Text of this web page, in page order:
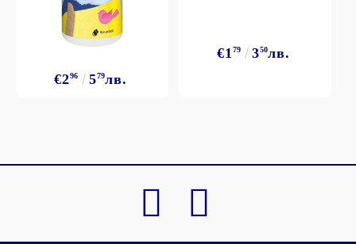
€296 579лв.
€1 79 350лв.